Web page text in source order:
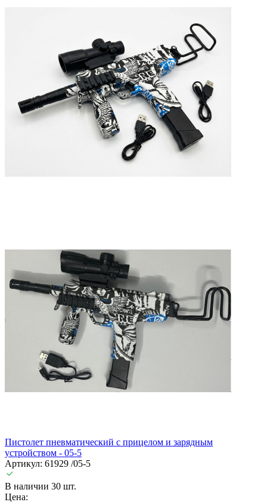
Пистолет пневматический с прицелом и зарядным
устройством - 05-5
Артикул: 61929 /05-5
В наличии 30 шт.
Цена: